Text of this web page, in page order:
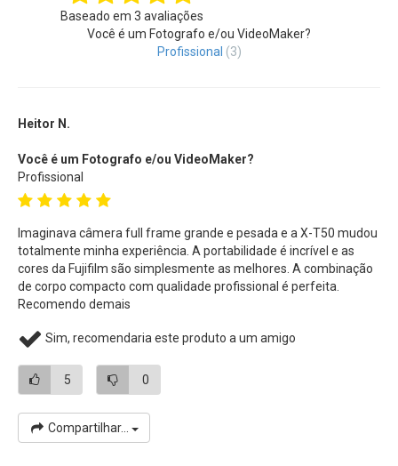
personalizados que podem ser atribuídos com base em
suas preferências.
também possui opções criativas adicionais ao adicionar
expande o potencial de enquadramento de qualquer
Mount.
Equilíbrio Criativo
Apesar de seu formato compacto, aCâmera Digital FujiFilm
X-T50Mirrorless abriga um poderoso sistema de
estabilização de imagem corporal (IBIS) de até 7.0 pontos.
criadas manualmente com facilidade e, com o novo
acesso a velocidades de obturador mais lentas em
ambientes com pouca luz, o potencial criativo é expandido
Baseado em 3 avaliações
Você é um Fotografo e/ou VideoMaker?
Profissional (3)
Heitor N.
Você é um Fotografo e/ou VideoMaker?
Profissional
Imaginava câmera full frame grande e pesada e a X-T50 mudou
totalmente minha experiência. A portabilidade é incrível e as
cores da Fujifilm são simplesmente as melhores. A combinação
de corpo compacto com qualidade profissional é perfeita.
Recomendo demais
Sim, recomendaria este produto a um amigo
5 0
Compartilhar...